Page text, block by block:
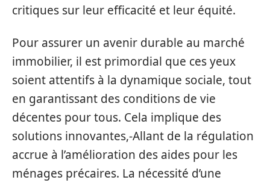
critiques sur leur efficacité et leur équité.
Pour assurer un avenir durable au marché
immobilier, il est primordial que ces yeux
soient attentifs à la dynamique sociale, tout
en garantissant des conditions de vie
décentes pour tous. Cela implique des
solutions innovantes,-Allant de la régulation
accrue à l’amélioration des aides pour les
ménages précaires. La nécessité d’une